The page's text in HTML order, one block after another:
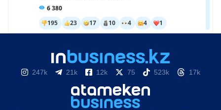
247k 21k 12k 75 523k 17k